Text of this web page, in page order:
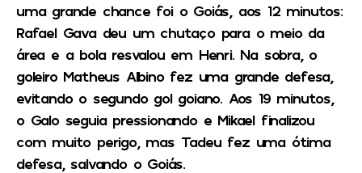
uma grande chance foi o Goiás, aos 12 minutos:
Rafael Gava deu um chutaço para o meio da
área e a bola resvalou em Henri. Na sobra, o
goleiro Matheus Albino fez uma grande defesa,
evitando o segundo gol goiano. Aos 19 minutos,
o Galo seguia pressionando e Mikael finalizou
com muito perigo, mas Tadeu fez uma ótima
defesa, salvando o Goiás.